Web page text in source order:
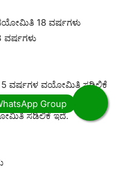
18 ವರ್ಷಗಳು
5 ವರ್ಷಗಳ ವಯೋಮಿತಿ ಸಡಿಲಿಕೆ
ಸಡಿಲಿಕೆ ಇದೆ.